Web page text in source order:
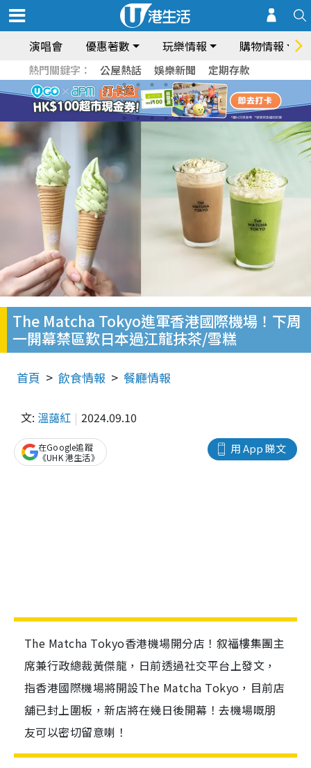
演唱會 優惠著數 玩樂情報 購物情報
熱門關鍵字： 公屋熱話 娛樂新聞 定期存款
The Matcha Tokyo進軍香港國際機場！下周
一開幕禁區歎日本過江龍抹茶/雪糕
首頁 飲食情報 餐廳情報
文: 溫藹紅 2024.09.10
用 App 睇文
在Google追蹤
《UHK 港生活》
The Matcha Tokyo香港機場開分店！叙福樓集團主
席兼行政總裁黃傑龍，日前透過社交平台上發文，
指香港國際機場將開設The Matcha Tokyo，目前店
舖已封上圍板，新店將在幾日後開幕！去機場嘅朋
友可以密切留意喇！